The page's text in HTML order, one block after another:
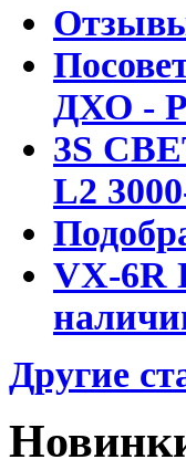
ДХО -
3S
L2
VX-
Другие